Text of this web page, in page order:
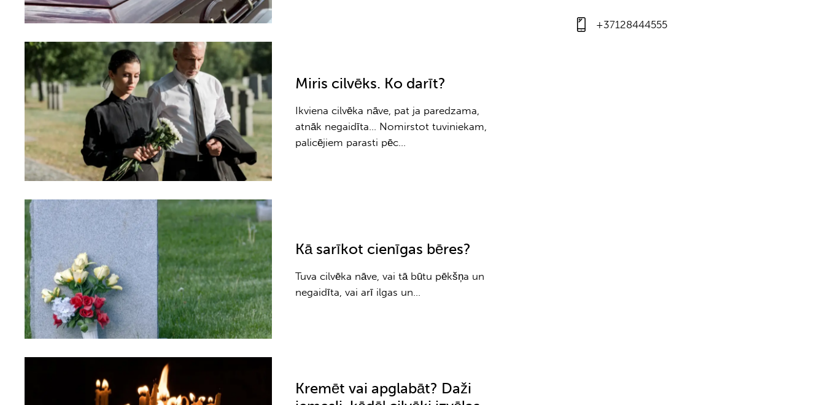
Miris cilvēks. Ko darīt?
Ikviena cilvēka nāve, pat ja paredzama,
atnāk negaidīta… Nomirstot tuviniekam,
palicējiem parasti pēc…
Kā sarīkot cienīgas bēres?
Tuva cilvēka nāve, vai tā būtu pēkšņa un
negaidīta, vai arī ilgas un…
Kremēt vai apglabāt? Daži
+37128444555